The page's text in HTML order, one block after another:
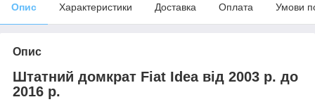
Опис Характеристики Доставка Оплата Умови
Опис
Штатний домкрат Fiat Idea від 2003 р. до
2016 р.